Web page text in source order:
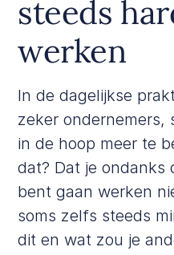
steeds
werken
In de dagelijkse
zeker ondernemers,
in de hoop meer te
dat? Dat je ondanks
bent gaan werken
soms zelfs steeds
dit en wat zou je